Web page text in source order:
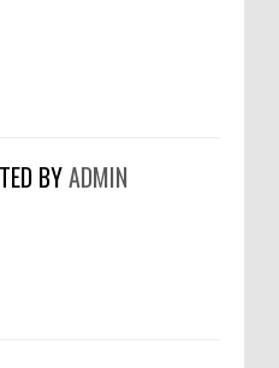
BYADMIN